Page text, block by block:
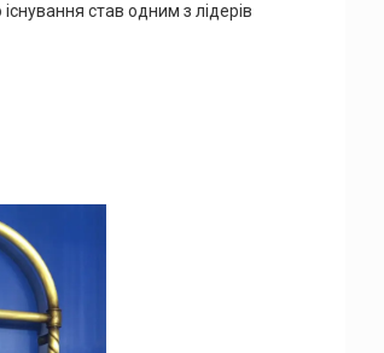
став одним з лідерів